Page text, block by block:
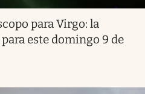
para Virgo: la
este domingo 9 de